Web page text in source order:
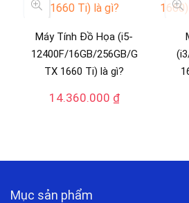
Máy Tính Đồ Họa (i5-
12400F/16GB/256GB/G
TX 1660 Ti) là gì?
14.360.000 ₫
Mục sản phẩm